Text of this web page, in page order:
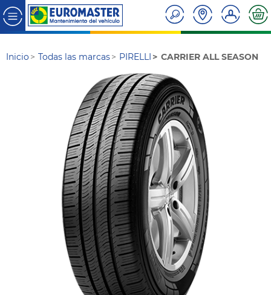
Inicio Todas las marcas PIRELLI CARRIER ALL SEASON